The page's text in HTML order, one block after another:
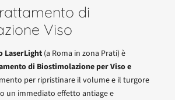
di
Viso
LaserLight(a Roma in zona Prati) è
di Biostimolazione per Viso e
per ripristinare il volume e il turgore
un immediato effetto antiage e